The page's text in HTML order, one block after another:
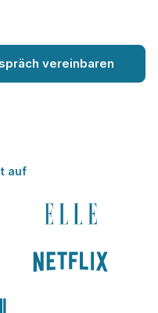
vereinbaren
auf